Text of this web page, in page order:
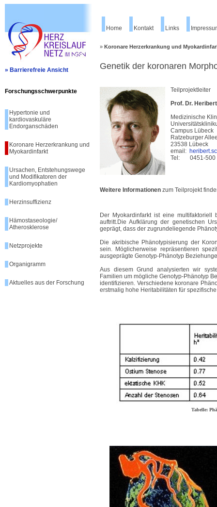
» Barrierefreie Ansicht
Forschungsschwerpunkte
Hypertonie und
kardiovaskuläre
Endorganschäden
Koronare Herzerkrankung und
Myokardinfarkt
Ursachen, Entstehungswege
und Modifikatoren der
Kardiomyophatien
Herzinsuffizienz
Hämostaseologie/
Atherosklerose
Netzprojekte
Organigramm
Aktuelles aus der Forschung
Home Kontakt Links
» Koronare Herzerkrankung und
Genetik der koronaren
Teilprojektleiter
Prof. Dr.
Medizinische
Campus Lübeck
Ratzeburger
23538 Lübeck
email:
Tel: 0451-500
Weitere Informationen zum Teilprojekt
Der Myokardinfarkt ist eine
auftritt.Die Aufklärung der genetischen
geprägt, dass der zugrundeliegende
Die akribische Phänotypisierung der
sein. Möglicherweise repräsentieren
ausgeprägte Genotyp-Phänotyp
Aus diesem Grund analysierten wir
Familien um mögliche Genotyp-Phänotyp
identifizieren. Verschiedene koronare
erstmalig hohe Heritabilitäten für
Tabelle: